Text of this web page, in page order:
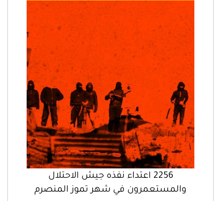
2256 اعتداء نفذه جيش الاحتلال
والمستعمرون في شهر تموز المنصرم